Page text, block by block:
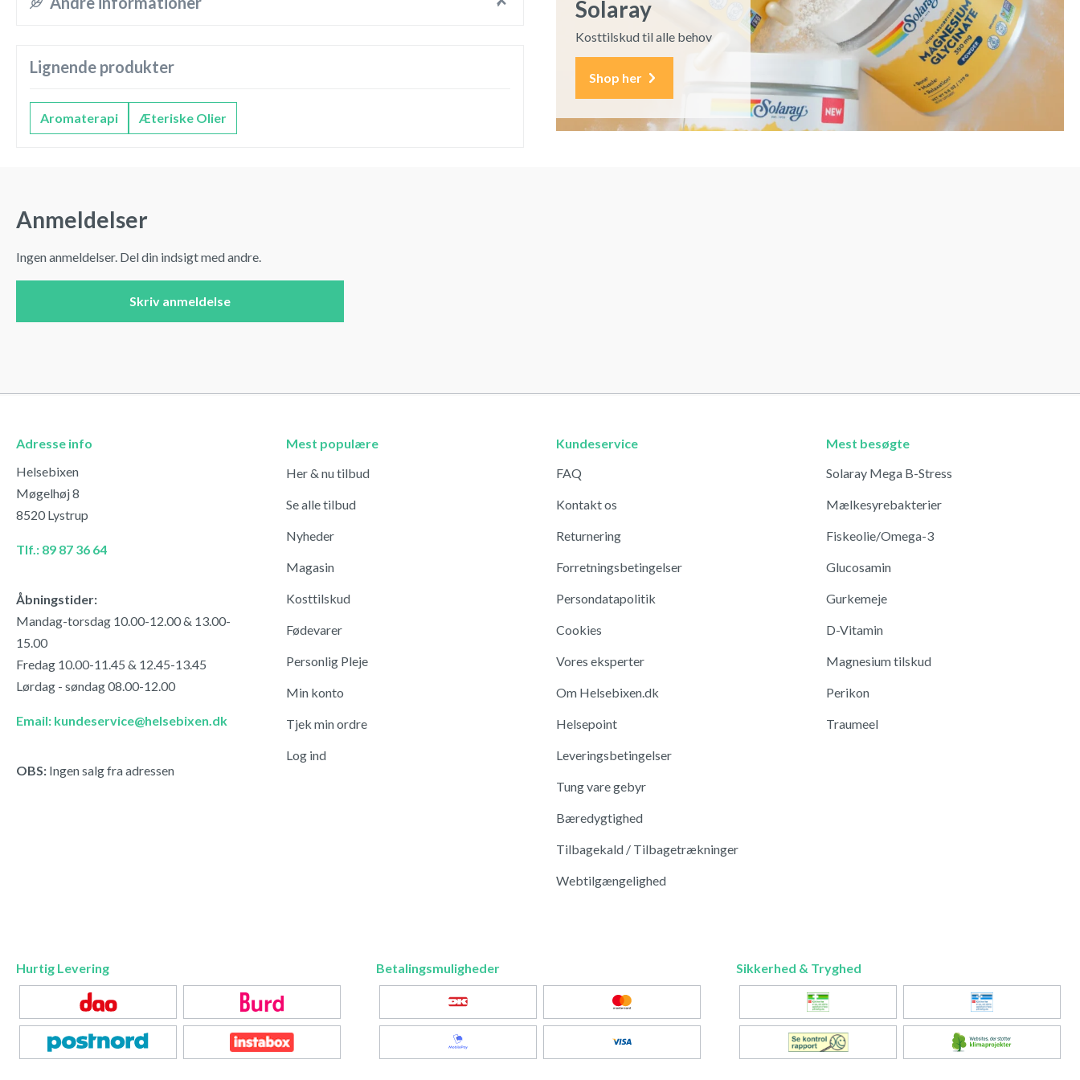
Lignende produkter
Aromaterapi Æteriske Olier
Solaray
Kosttilskud til alle behov
Shop her
Anmeldelser
Ingen anmeldelser. Del din indsigt med andre.
Skriv anmeldelse
Adresse info
Helsebixen
Møgelhøj 8
8520 Lystrup
Tlf.: 89 87 36 64
Åbningstider:
Mandag-torsdag 10.00-12.00 & 13.00-
15.00
Fredag 10.00-11.45 & 12.45-13.45
Lørdag - søndag 08.00-12.00
Email: kundeservice@helsebixen.dk
OBS: Ingen salg fra adressen
Mest populære
Her & nu tilbud
Se alle tilbud
Nyheder
Magasin
Kosttilskud
Fødevarer
Personlig Pleje
Min konto
Tjek min ordre
Log ind
Kundeservice
FAQ
Kontakt os
Returnering
Forretningsbetingelser
Persondatapolitik
Cookies
Vores eksperter
Om Helsebixen.dk
Helsepoint
Leveringsbetingelser
Tung vare gebyr
Bæredygtighed
Tilbagekald / Tilbagetrækninger
Webtilgængelighed
Mest besøgte
Solaray Mega B-Stress
Mælkesyrebakterier
Fiskeolie/Omega-3
Glucosamin
Gurkemeje
D-Vitamin
Magnesium tilskud
Perikon
Traumeel
Hurtig Levering Betalingsmuligheder Sikkerhed & Tryghed